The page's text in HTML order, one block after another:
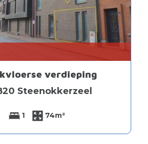
verdieping
Steenokkerzeel
1 74m²